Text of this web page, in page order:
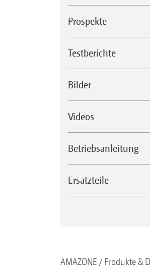
Prospekte
Testberichte
Bilder
Videos
Betriebsanleitung
Ersatzteile
AMAZONE Produkte &